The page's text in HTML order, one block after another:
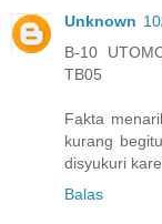
Unknown
B-10
TB05
Fakta
kurang
disyukuri
Balas